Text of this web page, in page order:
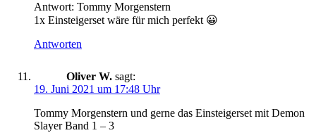
Antwort: Tommy Morgenstern
1x Einsteigerset wäre für mich perfekt 😀
Antworten
Oliver W. sagt:
19. Juni 2021 um 17:48 Uhr
Tommy Morgenstern und gerne das Einsteigerset mit Demon
Slayer Band 1 – 3